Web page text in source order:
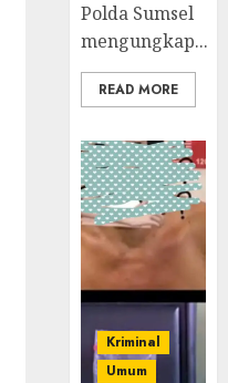
Polda Sumsel
mengungkap...
READ MORE
Kriminal
Umum